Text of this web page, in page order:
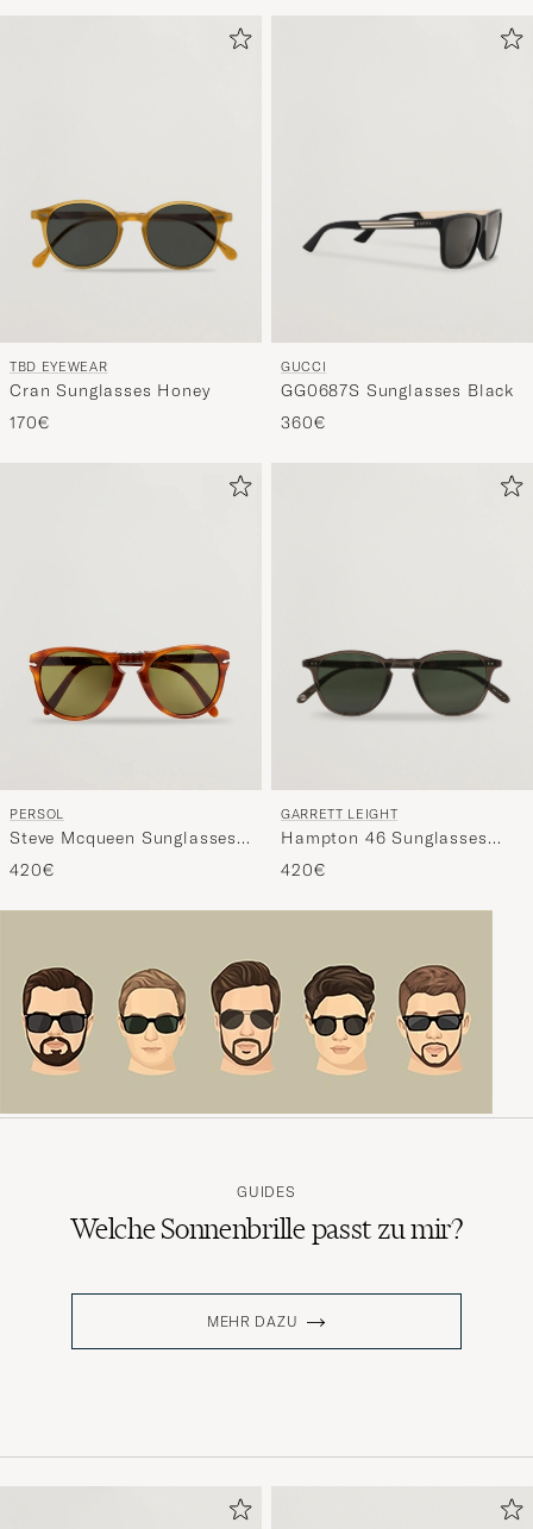
TBD EYEWEAR
Cran Sunglasses Honey
170€
GUCCI
GG0687S Sunglasses Black
360€
PERSOL
Steve Mcqueen Sunglasses
Terra Di Siena
420€
GARRETT LEIGHT
Hampton 46 Sunglasses
Black Glass
420€
GUIDES
Welche Sonnenbrille passt zu mir?
MEHR DAZU